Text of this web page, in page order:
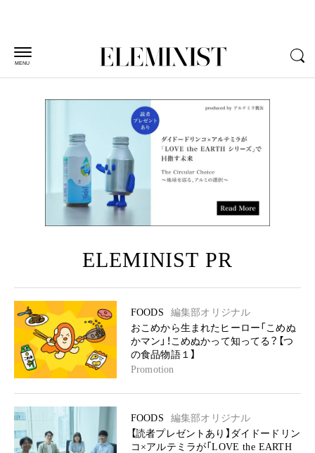
MENU
ELEMINIST PR
FOODS
編集部オリジナル
おこめから生まれたヒーロー「こめぬ
かマン」！こめぬかって知ってる？【つ
の食品物語１】
Promotion
FOODS
編集部オリジナル
【読者プレゼントあり】ダイドードリン
コ×アルテミラが「LOVE the EARTH